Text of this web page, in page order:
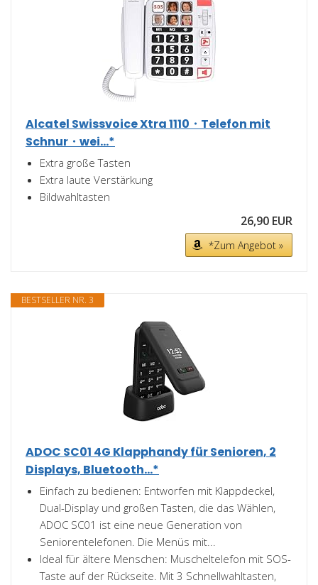
Alcatel Swissvoice Xtra 1110・Telefon mit
Schnur・wei...*
Extra große Tasten
Extra laute Verstärkung
Bildwahltasten
26,90 EUR
*Zum Angebot »
BESTSELLER NR. 3
ADOC SC01 4G Klapphandy für Senioren, 2
Displays, Bluetooth...*
Einfach zu bedienen: Entworfen mit Klappdeckel,
Dual-Display und großen Tasten, die das Wählen,
ADOC SC01 ist eine neue Generation von
Seniorentelefonen. Die Menüs mit...
Ideal für ältere Menschen: Muscheltelefon mit SOS-
Taste auf der Rückseite. Mit 3 Schnellwahltasten,